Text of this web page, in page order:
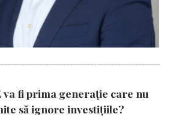
va fi prima generație care nu
să ignore investițiile?